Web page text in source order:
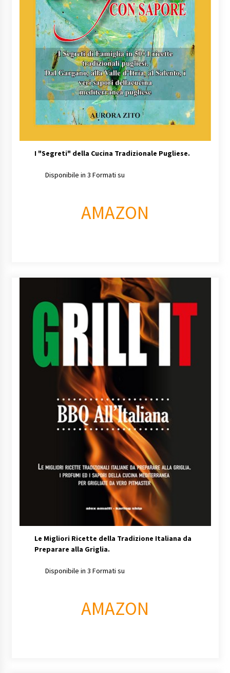
I "Segreti" della Cucina Tradizionale Pugliese.
Disponibile in 3 Formati su
AMAZON
Le Migliori Ricette della Tradizione Italiana da
Preparare alla Griglia.
Disponibile in 3 Formati su
AMAZON